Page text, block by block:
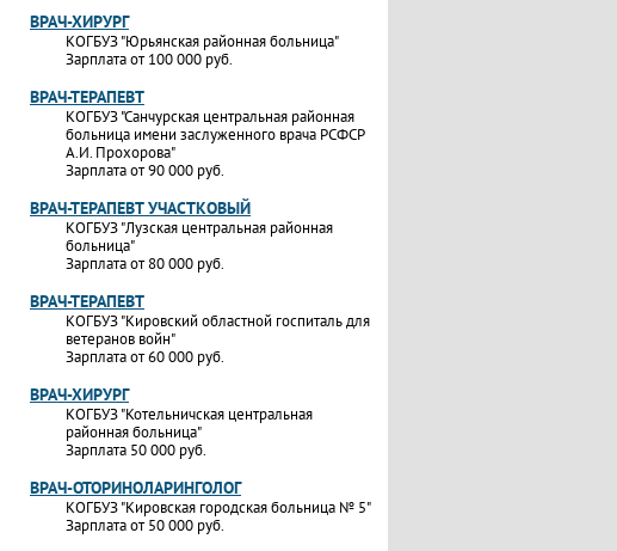
ВРАЧ-ХИРУРГ
КОГБУЗ "Юрьянская районная больница"
Зарплата от 100 000 руб.
ВРАЧ-ТЕРАПЕВТ
КОГБУЗ "Санчурская центральная районная
больница имени заслуженного врача РСФСР
А.И. Прохорова"
Зарплата от 90 000 руб.
ВРАЧ-ТЕРАПЕВТ УЧАСТКОВЫЙ
КОГБУЗ "Лузская центральная районная
больница"
Зарплата от 80 000 руб.
ВРАЧ-ТЕРАПЕВТ
КОГБУЗ "Кировский областной госпиталь для
ветеранов войн"
Зарплата от 60 000 руб.
ВРАЧ-ХИРУРГ
КОГБУЗ "Котельничская центральная
районная больница"
Зарплата 50 000 руб.
ВРАЧ-ОТОРИНОЛАРИНГОЛОГ
КОГБУЗ "Кировская городская больница № 5"
Зарплата от 50 000 руб.